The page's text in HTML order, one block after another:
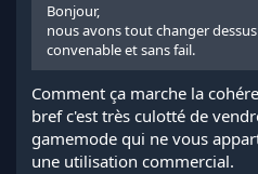
Bonjour,
nous avons tout changer
convenable et sans fail.
Comment ça marche la
bref c'est très culotté de
gamemode qui ne vous
une utilisation commercial.